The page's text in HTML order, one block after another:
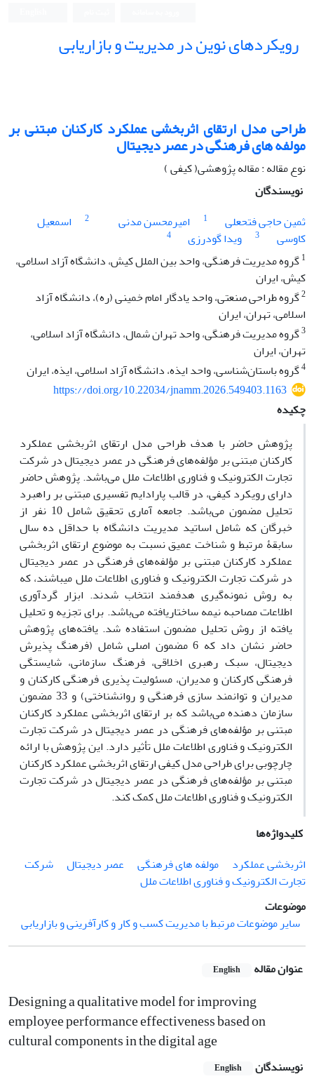
رویکردهای نوین در مدیریت و بازاریابی
طراحی مدل ارتقای اثربخشی عملکرد کارکنان مبتنی بر
مولفه های فرهنگی در عصر دیجیتال
نوع مقاله : مقاله پژوهشی( کیفی )
نویسندگان
ثمین حاجی فتحعلی
1 امیرمحسن مدنی 2
اسمعیل
کاوسی
3 ویدا گودرزی
4
1گروه مدیریت فرهنگی، واحد بین الملل کیش، دانشگاه آزاد اسلامی،
کیش، ایران
2گروه طراحی صنعتی، واحد یادگار امام خمینی (ره)، دانشگاه آزاد
اسلامی، تهران، ایران
3گروه مدیریت فرهنگی، واحد تهران شمال، دانشگاه آزاد اسلامی،
تهران، ایران
4گروه باستان‌شناسی، واحد ایذه، دانشگاه آزاد اسلامی، ایذه، ایران
https://doi.org/10.22034/jnamm.2026.549403.1163
چکیده
پژوهش حاضر با هدف طراحی مدل ارتقای اثربخشی عملکرد
کارکنان مبتنی بر مؤلفه‌های فرهنگی در عصر دیجیتال در شرکت
تجارت الکترونیک و فناوری اطلاعات ملل می‌باشد. پژوهش حاضر
دارای رویکرد کیفی، در قالب پارادایم تفسیری مبتنی بر راهبرد
تحلیل مضمون می‌باشد. جامعه آماری تحقیق شامل 10 نفر از
خبرگان که شامل اساتید مدیریت دانشگاه با حداقل ده سال
سابقۀ مرتبط و شناخت عمیق نسبت به موضوع ارتقای اثربخشی
عملکرد کارکنان مبتنی بر مؤلفه‌های فرهنگی در عصر دیجیتال
در شرکت تجارت الکترونیک و فناوری اطلاعات ملل می‎باشند، که
به روش نمونه‌‌‌‌‌‌‌‌‌‌‌‌‌‌‌گیری هدفمند انتخاب شدند. ابزار گردآوری
اطلاعات مصاحبه نیمه ساختاریافته می‌باشد. برای تجزیه و تحلیل
یافته از روش تحلیل مضمون استفاده شد. یافته‌های پژوهش
حاضر نشان داد که 6 مضمون اصلی شامل (فرهنگ پذیرش
دیجیتال، سبک رهبری اخلاقی، فرهنگ سازمانی، شایستگی
فرهنگی کارکنان و مدیران، مسئولیت‌ پذیری فرهنگی کارکنان و
مدیران و توانمند سازی فرهنگی و روانشناختی) و 33 مضمون
سازمان دهنده می‌باشد که بر ارتقای اثربخشی عملکرد کارکنان
مبتنی بر مؤلفه‌های فرهنگی در عصر دیجیتال در شرکت تجارت
الکترونیک و فناوری اطلاعات ملل تأثیر دارد. این پژوهش با ارائه
چارچوبی برای طراحی مدل کیفی ارتقای اثربخشی عملکرد کارکنان
مبتنی بر مؤلفه‌های فرهنگی در عصر دیجیتال در شرکت تجارت
الکترونیک و فناوری اطلاعات ملل کمک کند.
کلیدواژه‌ها
اثربخشی عملکرد
مولفه های فرهنگی عصر دیجیتال
شرکت
تجارت الکترونیک و فناوری اطلاعات ملل
موضوعات
سایر موضوعات مرتبط با مدیریت کسب و کار و کارآفرینی و بازاریابی
عنوان مقاله English
Designing a qualitative model for improving
employee performance effectiveness based on
cultural components in the digital age
نویسندگان English